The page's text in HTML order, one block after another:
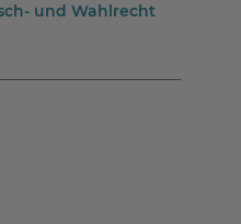
und Wahlrecht